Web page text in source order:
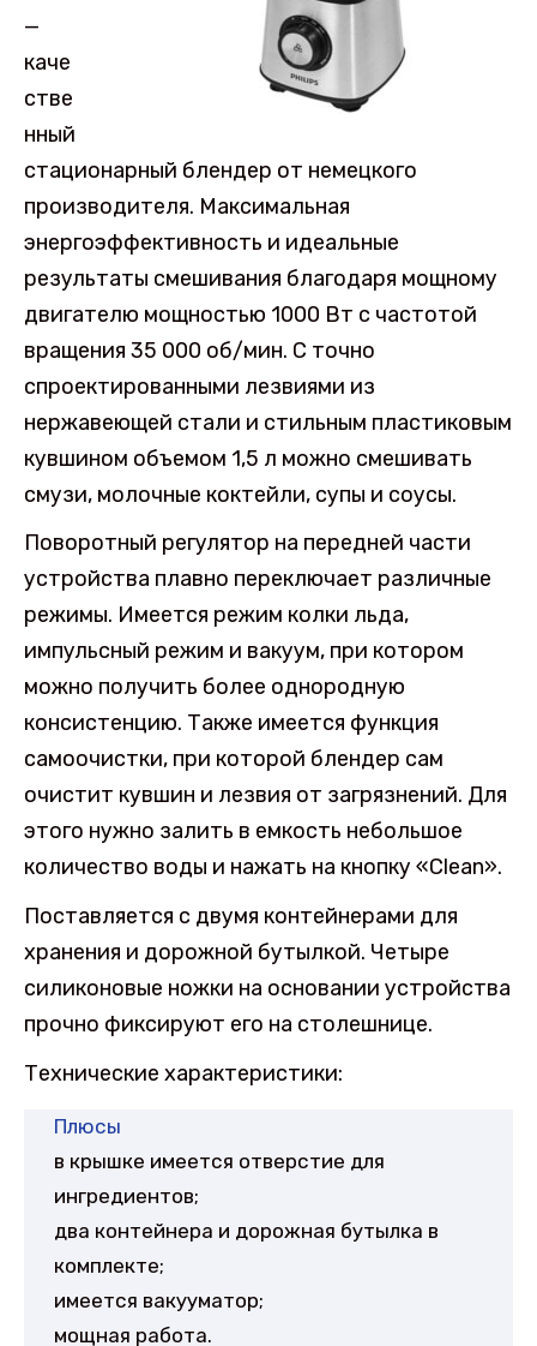
—
каче
стве
нный
стационарный блендер от немецкого
производителя. Максимальная
энергоэффективность и идеальные
результаты смешивания благодаря мощному
двигателю мощностью 1000 Вт с частотой
вращения 35 000 об/мин. С точно
спроектированными лезвиями из
нержавеющей стали и стильным пластиковым
кувшином объемом 1,5 л можно смешивать
смузи, молочные коктейли, супы и соусы.
Поворотный регулятор на передней части
устройства плавно переключает различные
режимы. Имеется режим колки льда,
импульсный режим и вакуум, при котором
можно получить более однородную
консистенцию. Также имеется функция
самоочистки, при которой блендер сам
очистит кувшин и лезвия от загрязнений. Для
этого нужно залить в емкость небольшое
количество воды и нажать на кнопку «Clean».
Поставляется с двумя контейнерами для
хранения и дорожной бутылкой. Четыре
силиконовые ножки на основании устройства
прочно фиксируют его на столешнице.
Технические характеристики:
Плюсы
в крышке имеется отверстие для
ингредиентов;
два контейнера и дорожная бутылка в
комплекте;
имеется вакууматор;
мощная работа.